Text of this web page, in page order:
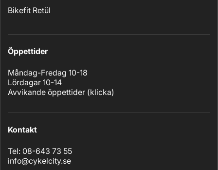
Bikefit Retül
Öppettider
Måndag-Fredag 10-18
Lördagar 10-14
Avvikande öppettider (klicka)
Kontakt
Tel: 08-643 73 55
info@cykelcity.se